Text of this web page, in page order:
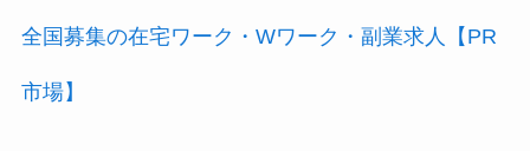
全国募集の在宅ワーク・Wワーク・副業求人【PR
市場】